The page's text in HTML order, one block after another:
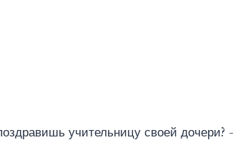
учительницу своей дочери?